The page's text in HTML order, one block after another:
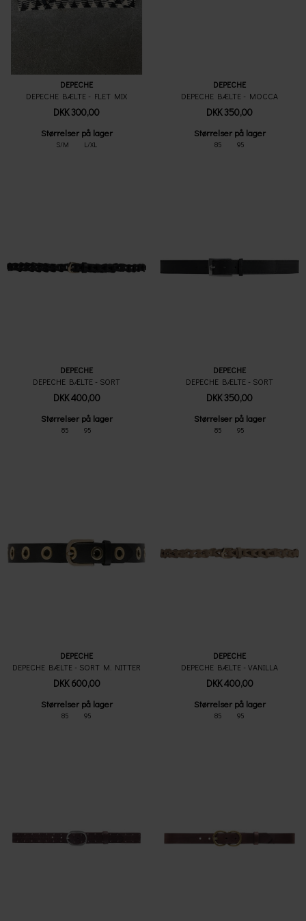
Størrelser på lager
S/M L/XL
DEPECHE
DEPECHE BÆLTE - FLET MIX
DKK 300,00
Størrelser på lager
85 95
DEPECHE
DEPECHE BÆLTE - MOCCA
DKK 350,00
Størrelser på lager
85 95
DEPECHE
DEPECHE BÆLTE - SORT
DKK 400,00
Størrelser på lager
85 95
DEPECHE
DEPECHE BÆLTE - SORT
DKK 350,00
Størrelser på lager
85 95
DEPECHE
DEPECHE BÆLTE - SORT M. NITTER
DKK 600,00
Størrelser på lager
85 95
DEPECHE
DEPECHE BÆLTE - VANILLA
DKK 400,00